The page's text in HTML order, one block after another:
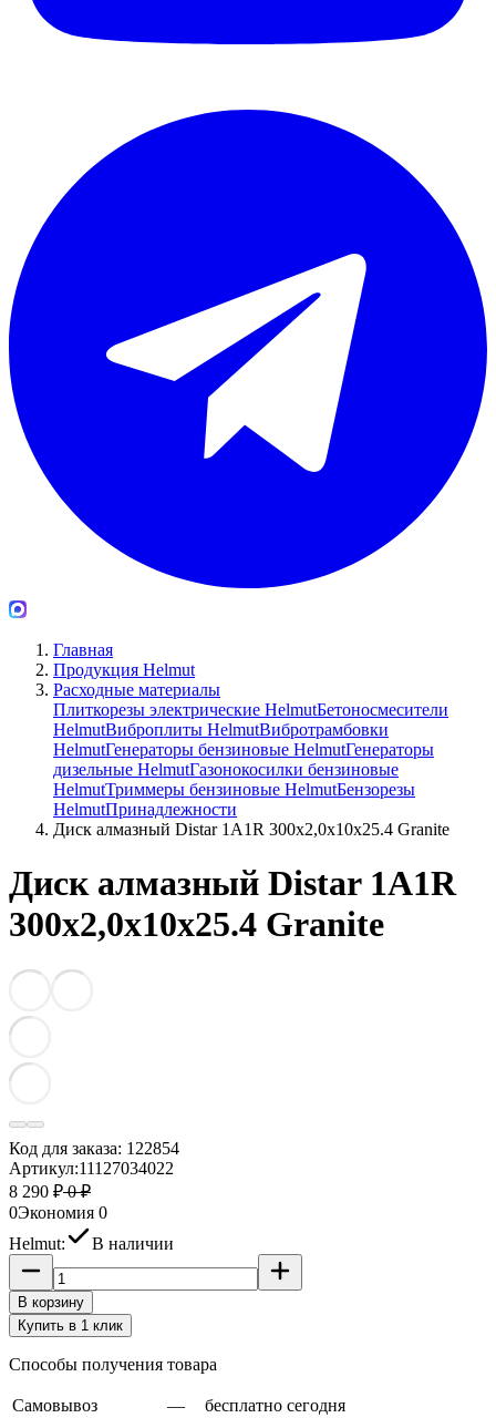
Главная
Продукция Helmut
Расходные материалы
Плиткорезы электрические HelmutБетоносмесители
HelmutВиброплиты HelmutВибротрамбовки
HelmutГенераторы бензиновые HelmutГенераторы
дизельные HelmutГазонокосилки бензиновые
HelmutТриммеры бензиновые HelmutБензорезы
HelmutПринадлежности
Диск алмазный Distar 1A1R 300x2,0x10x25.4 Granite
Диск алмазный Distar 1A1R
300x2,0x10x25.4 Granite
Код для заказа: 122854
Артикул:11127034022
8 290 ₽0 ₽
0Экономия 0
Helmut:
В наличии
В корзину
Купить в 1 клик
Способы получения товара
Самовывоз —
бесплатно сегодня